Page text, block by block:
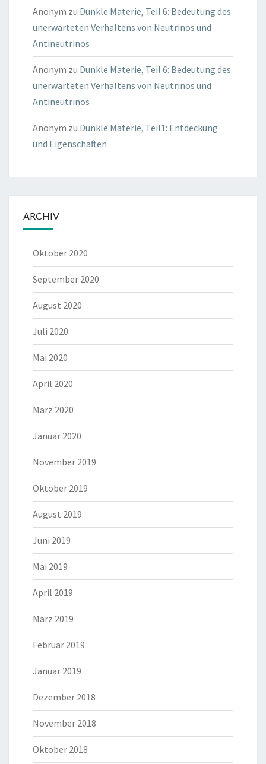
Anonym zu Dunkle Materie, Teil 6: Bedeutung des
unerwarteten Verhaltens von Neutrinos und
Antineutrinos
Anonym zu Dunkle Materie, Teil 6: Bedeutung des
unerwarteten Verhaltens von Neutrinos und
Antineutrinos
Anonym zu Dunkle Materie, Teil1: Entdeckung
und Eigenschaften
ARCHIV
Oktober 2020
September 2020
August 2020
Juli 2020
Mai 2020
April 2020
März 2020
Januar 2020
November 2019
Oktober 2019
August 2019
Juni 2019
Mai 2019
April 2019
März 2019
Februar 2019
Januar 2019
Dezember 2018
November 2018
Oktober 2018